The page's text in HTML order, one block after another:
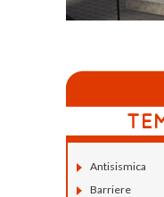
Antisismica
Barriere